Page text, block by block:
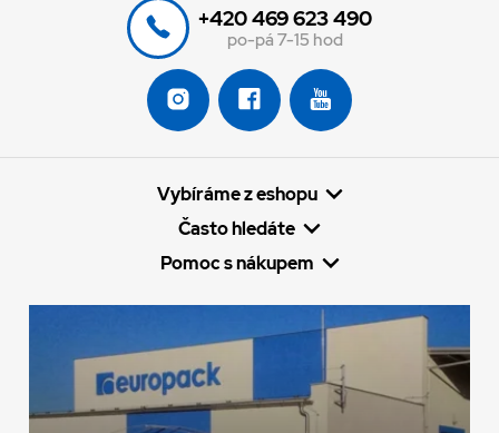
+420 469 623 490
po-pá 7-15 hod
Vybíráme z eshopu
Často hledáte
Pomoc s nákupem